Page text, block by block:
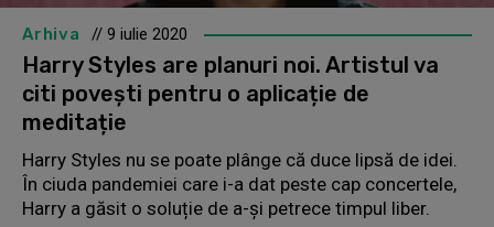
Arhiva // 9 iulie 2020
Harry Styles are planuri noi. Artistul va
citi povești pentru o aplicație de
meditație
Harry Styles nu se poate plânge că duce lipsă de idei.
În ciuda pandemiei care i-a dat peste cap concertele,
Harry a găsit o soluție de a-și petrece timpul liber.